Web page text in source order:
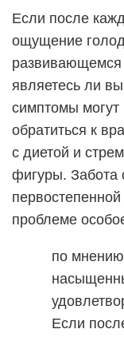
Если после
ощущение
развивающемся
являетесь ли
симптомы могут
обратиться к
с диетой и
фигуры. Забота
проблеме
по
Если